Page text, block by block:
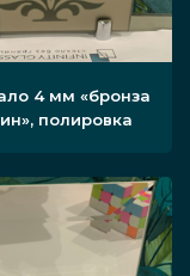
4 мм «бронза
полировка